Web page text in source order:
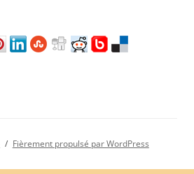
Fièrement propulsé par WordPress